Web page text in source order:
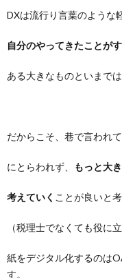
DXは流行り言葉のような
自分のやってきたことが
ある大きなものといまでは
だからこそ、巷で言われ
にとらわれず、 もっと大
考えていく ことが良いと考
（税理士でなくても役に
紙をデジタル化するのは
す。